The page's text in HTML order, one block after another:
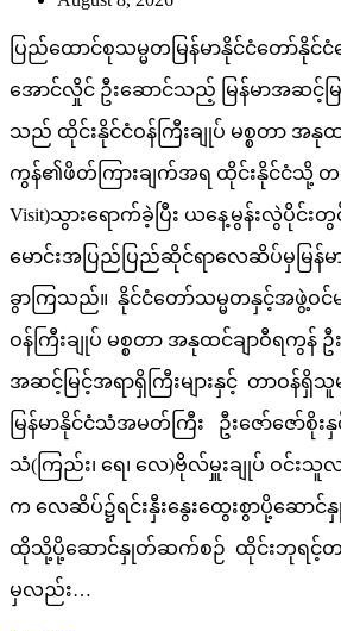
ပြည်ထောင်စုသမ္မတမြန်မာနိုင်ငံတော်နိုင်ငံ
အောင်လှိုင် ဦးဆောင်သည့် မြန်မာအဆင့်
သည် ထိုင်းနိုင်ငံဝန်ကြီးချုပ် မစ္စတာ အနုထ
ကွန်၏ဖိတ်ကြားချက်အရ ထိုင်းနိုင်ငံသို့ တရာ
Visit)သွားရောက်ခဲ့ပြီး ယနေ့မွန်းလွဲပိုင်း
မောင်းအပြည်ပြည်ဆိုင်ရာလေဆိပ်မှမြ
ခွာကြသည်။ နိုင်ငံတော်သမ္မတနှင့်အဖွဲ့ဝင်မ
ဝန်ကြီးချုပ် မစ္စတာ အနုထင်ချာဝီရကွန်
အဆင့်မြင့်အရာရှိကြီးများနှင့် တာဝန်ရှိသူမ
မြန်မာနိုင်ငံသံအမတ်ကြီး ဦးဇော်ဇော်စိုးနှင့်
သံ(ကြည်း၊ ရေ၊ လေ)ဗိုလ်မှူးချုပ် ဝင်းသူလ
က လေဆိပ်၌ရင်းနှီးနွေးထွေးစွာပို့ဆေ
ထိုသို့ပို့ဆောင်နှုတ်ဆက်စဉ် ထိုင်းဘုရင့်တ
မှလည်း…